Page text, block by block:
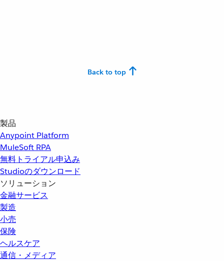
Back to top
製品
Anypoint Platform
MuleSoft RPA
無料トライアル申込み
Studioのダウンロード
ソリューション
金融サービス
製造
小売
保険
ヘルスケア
通信・メディア